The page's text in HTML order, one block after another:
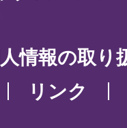
情報の取り
リンク